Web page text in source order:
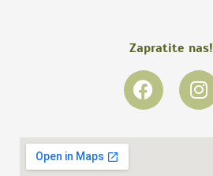
Zapratite nas!
F
a
I
n